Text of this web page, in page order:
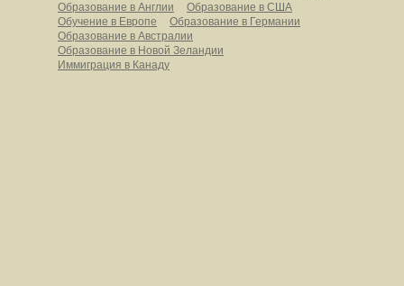
Образование в Англии
Образование в США
Обучение в Европе
Образование в Германии
Образование в Австралии
Образование в Новой Зеландии
Иммиграция в Канаду